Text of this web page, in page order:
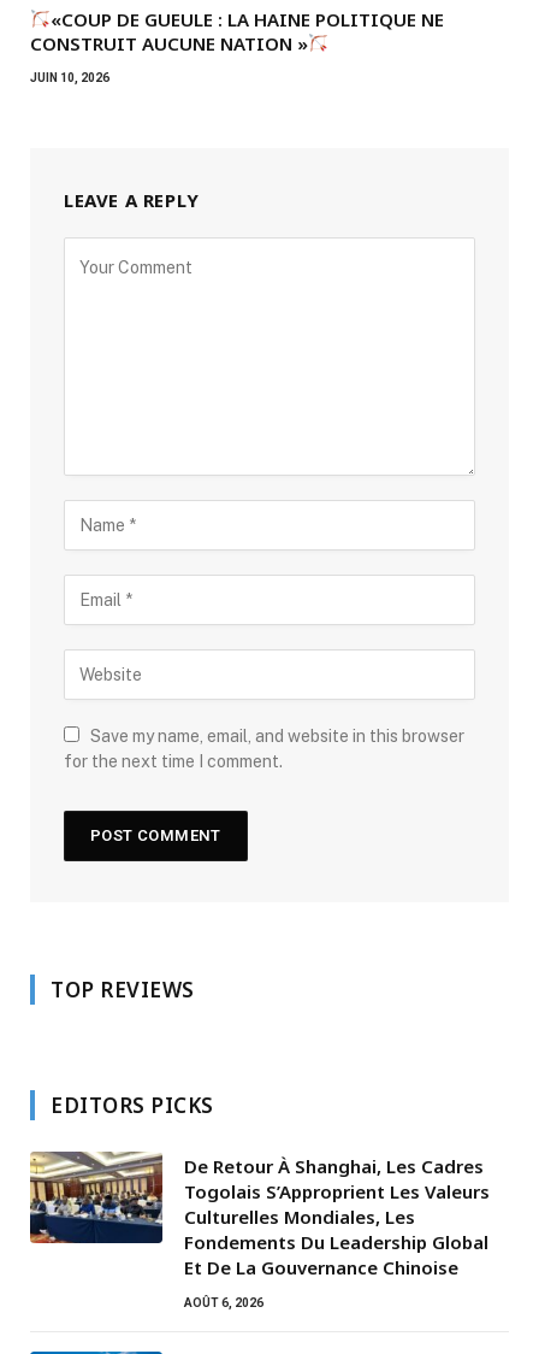
«COUP DE GUEULE : LA HAINE POLITIQUE NE
CONSTRUIT AUCUNE NATION »
JUIN 10, 2026
LEAVE A REPLY
Save my name, email, and website in this browser
for the next time I comment.
TOP REVIEWS
EDITORS PICKS
De Retour À Shanghai, Les Cadres
Togolais S’Approprient Les Valeurs
Culturelles Mondiales, Les
Fondements Du Leadership Global
Et De La Gouvernance Chinoise
AOÛT 6, 2026